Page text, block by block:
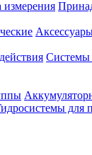
измерения
Системы
для